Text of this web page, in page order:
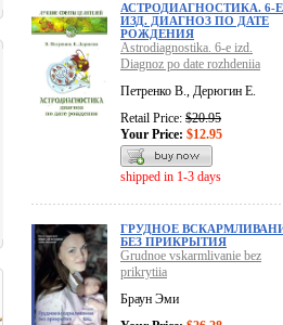
АСТРОДИАГНОСТИКА. 6-Е
ИЗД. ДИАГНОЗ ПО ДАТЕ
РОЖДЕНИЯ
Astrodiagnostika. 6-e izd.
Diagnoz po date rozhdeniia
Петренко В., Дерюгин Е.
Retail Price: $20.95
Your Price: $12.95
shipped in 1-3 days
ГРУДНОЕ
БЕЗ ПРИКРЫТИЯ
Grudnoe vskarmlivanie bez
prikrytiia
Браун Эми